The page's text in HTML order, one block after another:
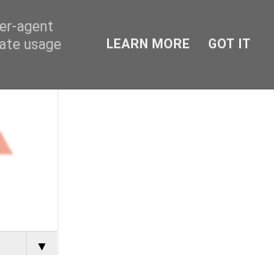
▼
agent
usage
LEARN MORE GOT IT